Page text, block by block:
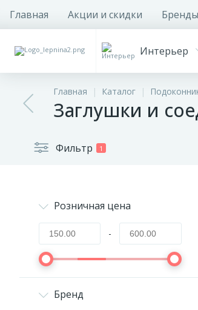
Главная Акции и скидки Бренды
Интерьер
Главная Каталог
Заглушки и
Фильтр 1
Розничная цена
-
Бренд